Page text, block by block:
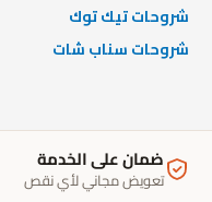
شروحات تيك توك
شروحات سناب شات
ضمان على الخدمة
تعويض مجاني لأي نقص